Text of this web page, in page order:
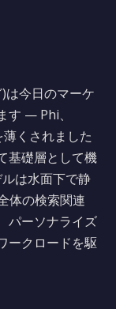
今日のマーケ
す — Phi、
くされました
基礎層として機
は水面下で静
体の検索関連
パーソナライズ
ークロードを駆